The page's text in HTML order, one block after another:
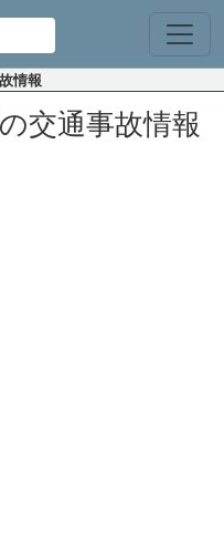
情報
交通事故情報